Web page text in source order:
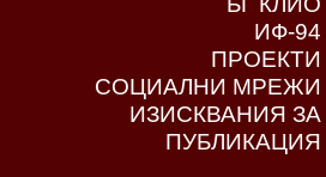
ИФ-94
ПРОЕКТИ
СОЦИАЛНИ МРЕЖИ
ИЗИСКВАНИЯ ЗА
ПУБЛИКАЦИЯ